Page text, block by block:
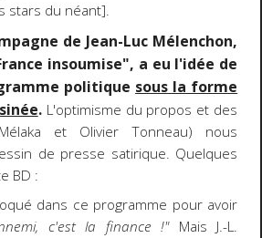
stars du néant].
de Jean-Luc Mélenchon,
insoumise", a eu l'idée de
politique sous la forme
.L'optimisme du propos et des
et Olivier Tonneau) nous
de presse satirique. Quelques
BD :
dans ce programme pour avoir
c'est la finance !" Mais J.-L.